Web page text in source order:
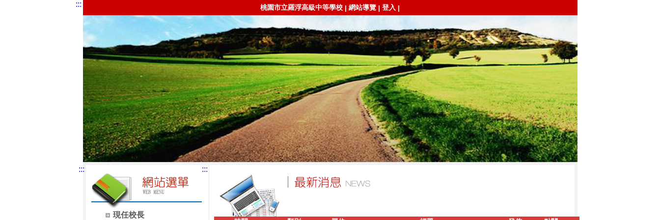
::: 桃園市立羅浮高級中等學校 | 網站導覽 | 登入 |
:::
現任校長
:::